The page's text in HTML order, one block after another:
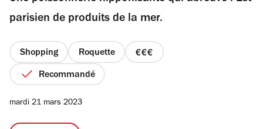
étoiles
parisien de produits de la mer.
Shopping Roquette
prix
Recommandé
mardi 21 mars 2023